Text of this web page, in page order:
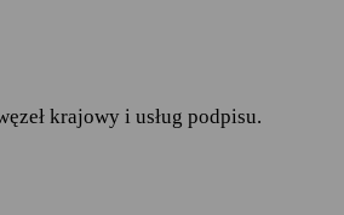
krajowy i usług podpisu.